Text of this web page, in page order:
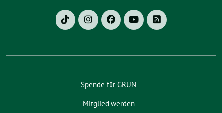
Spende für GRÜN
Mitglied werden